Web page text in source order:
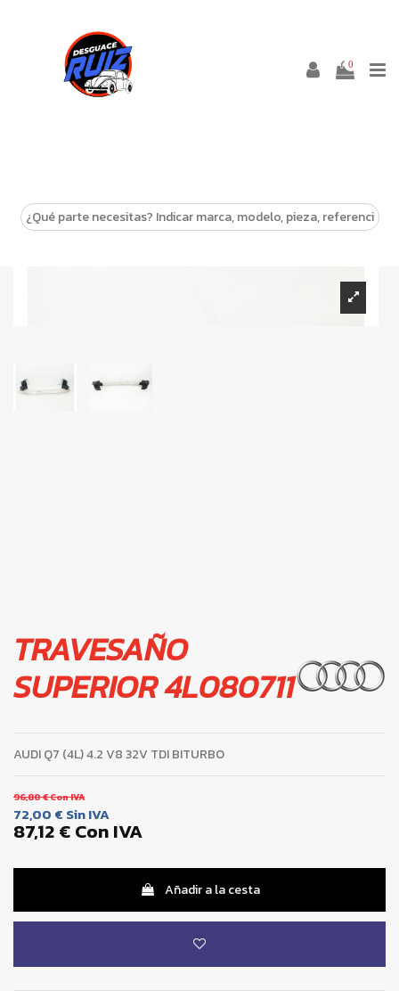
0
TRAVESAÑO
SUPERIOR 4L080711
AUDI Q7 (4L) 4.2 V8 32V TDI BITURBO
96,80 €Con IVA
72,00 € Sin IVA
87,12 €Con IVA
Añadir a la cesta